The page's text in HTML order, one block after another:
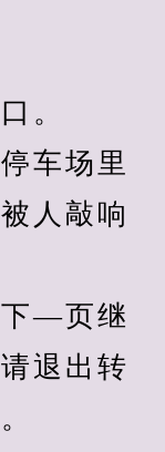
。
车场里
人敲响
—页继
退出转